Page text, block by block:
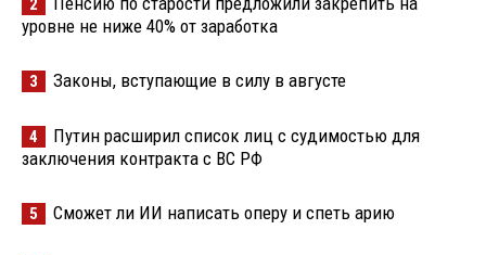
уровне не ниже 40% от заработка
3 Законы, вступающие в силу в августе
4
Путин расширил список лиц с судимостью для
заключения контракта с ВС РФ
5 Сможет ли ИИ написать оперу и спеть арию